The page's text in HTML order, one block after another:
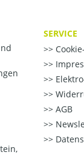
SERVICE
AGB